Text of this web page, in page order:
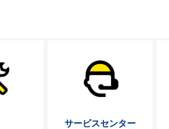
サービスセンター